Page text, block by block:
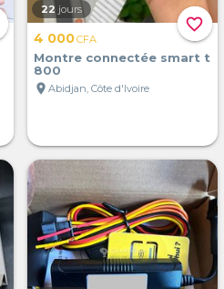
favorite_border
22 jours
4 000CFA
Montre connectée smart t
800
location_on Abidjan, Côte d'Ivoire